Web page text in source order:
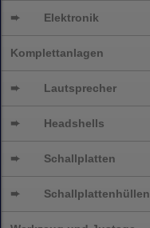
➨ Elektronik
Komplettanlagen
➨ Lautsprecher
➨ Headshells
➨ Schallplatten
➨ Schallplattenhüllen